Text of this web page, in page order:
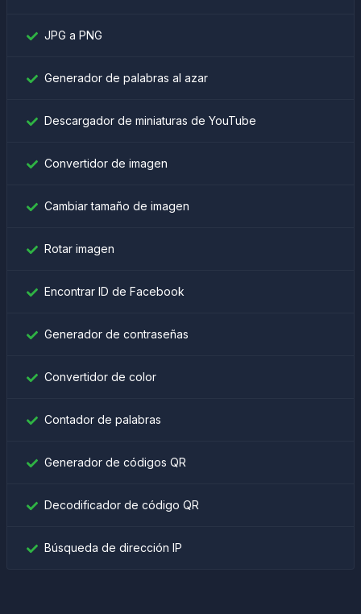
JPG a PNG
Generador de palabras al azar
Descargador de miniaturas de YouTube
Convertidor de imagen
Cambiar tamaño de imagen
Rotar imagen
Encontrar ID de Facebook
Generador de contraseñas
Convertidor de color
Contador de palabras
Generador de códigos QR
Decodificador de código QR
Búsqueda de dirección IP